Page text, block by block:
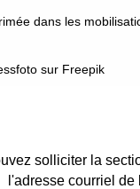
dans les
sur Freepik
solliciter la
l'adresse courriel de